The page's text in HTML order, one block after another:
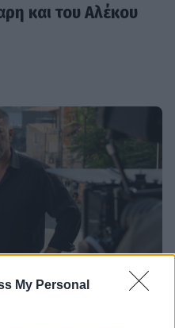
My Personal
και του Αλέκου